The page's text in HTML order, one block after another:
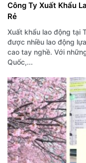
Công Ty Xuất Khẩu
Rẻ
Xuất khẩu lao động tại
được nhiều lao động
cao tay nghề. Với
Quốc,...